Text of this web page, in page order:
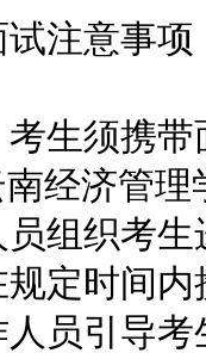
注意事项
须携带
经济管
组织考
定时间
员引导